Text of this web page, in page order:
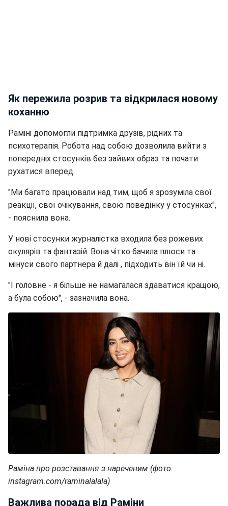
Як пережила розрив та відкрилася новому
коханню
Раміні допомогли підтримка друзів, рідних та
психотерапія. Робота над собою дозволила вийти з
попередніх стосунків без зайвих образ та почати
рухатися вперед.
"Ми багато працювали над тим, щоб я зрозуміла свої
реакції, свої очікування, свою поведінку у стосунках",
- пояснила вона.
У нові стосунки журналістка входила без рожевих
окулярів та фантазій. Вона чітко бачила плюси та
мінуси свого партнера й далі , підходить він їй чи ні.
"І головне - я більше не намагалася здаватися кращою,
а була собою", - зазначила вона.
Раміна про розставання з нареченим (фото:
instagram.com/raminalalala)
Важлива порада від Раміни